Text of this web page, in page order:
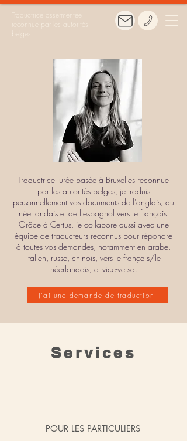
Traductrice assermentée
reconnue par les autorités
belges
Traductrice jurée basée à Bruxelles reconnue
par les autorités belges, je traduis
personnellement vos documents de l'anglais, du
néerlandais et de l'espagnol vers le français.
Grâce à Certus, je collabore aussi avec une
équipe de traducteurs reconnus pour répondre
à toutes vos demandes, notamment en arabe,
italien, russe, chinois, vers le français/le
néerlandais, et vice-versa.
J'ai une demande de traduction
Services
POUR LES PARTICULIERS